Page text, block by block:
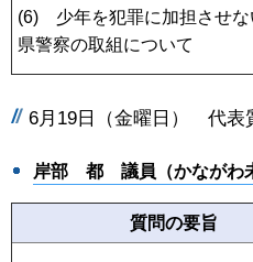
(6) 少年を犯罪に加担させな
県警察の取組について
6月19日（金曜日） 代表
岸部 都 議員（かながわ
質問の要旨